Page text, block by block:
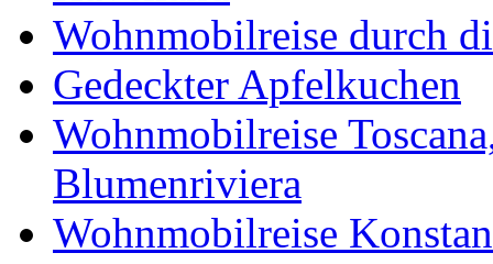
Wohnmobilreise durch
Gedeckter Apfelkuchen
Wohnmobilreise
Blumenriviera
Wohnmobilreise